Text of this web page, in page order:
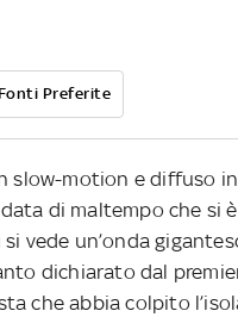
Preferite
slow-motion e diffuso
di maltempo che si
vede un’onda
dichiarato dal
che abbia colpito